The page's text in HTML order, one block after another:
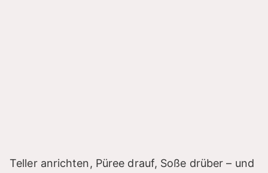
Teller anrichten, Püree drauf, Soße drüber – und